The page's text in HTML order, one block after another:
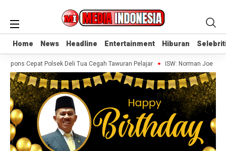
Home News Headline Entertainment Hiburan
Home News Headline Entertainment Hiburan
Cepat Polsek Deli Tua Cegah Tawuran Pelajar ISW: Norman Joesoef